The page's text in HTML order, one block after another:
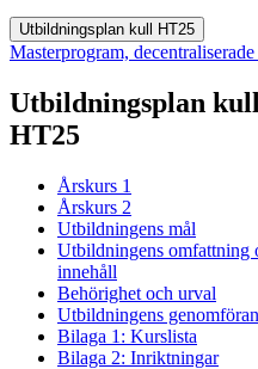
Utbildningsplan kull HT25
Masterprogram,
Utbildningsplan kull
HT25
Årskurs 1
Årskurs 2
Utbildningens mål
Utbildningens omfattning
innehåll
Behörighet och urval
Utbildningens
Bilaga 1: Kurslista
Bilaga 2: Inriktningar